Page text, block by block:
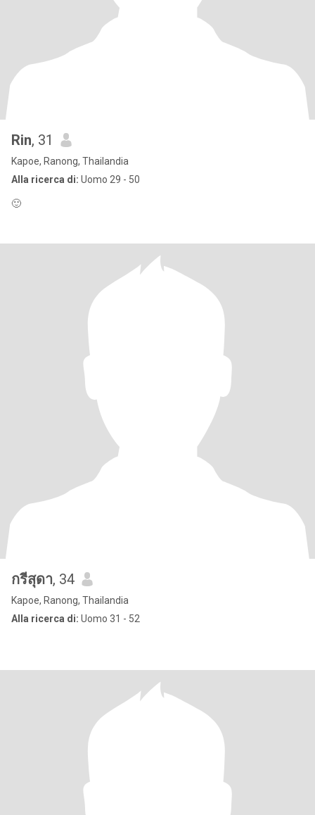
Rin, 31
Kapoe, Ranong, Thailandia
Alla ricerca di: Uomo 29 - 50
🙂
กรีสุดา, 34
Kapoe, Ranong, Thailandia
Alla ricerca di: Uomo 31 - 52